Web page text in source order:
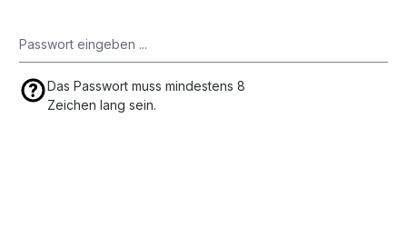
Das Passwort muss mindestens 8
Zeichen lang sein.